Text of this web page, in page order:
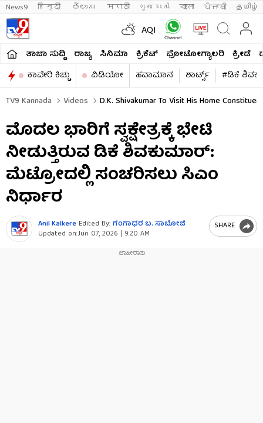
News9 हिन्दी తెలుగు मराठी ગુજરાતી বাংলা ਪੰਜਾਬੀ தமிழ்
AQI
ತಾಜಾ ಸುದ್ದಿ ರಾಜ್ಯ ಸಿನಿಮಾ ಕ್ರಿಕೆಟ್​ ಫೋಟೋಗ್ಯಾಲರಿ ಕ್ರೀಡೆ
ಕಾವೇರಿ ಕಿಚ್ಚು
ವಿಡಿಯೋ ಹವಾಮಾನ ಶಾರ್ಟ್ಸ್​
#ಡಿಕೆ
TV9 Kannada
Videos D.K. Shivakumar To Visit His Home
ಮೊದಲ ಭಾರಿಗೆ ಸ್ವಕ್ಷೇತ್ರಕ್ಕೆ ಭೇಟಿ
ನೀಡುತ್ತಿರುವ ಡಿಕೆ ಶಿವಕುಮಾರ್​:
ಮೆಟ್ರೋದಲ್ಲಿ ಸಂಚರಿಸಲು ಸಿಎಂ
ನಿರ್ಧಾರ
Anil Kalkere Edited By: ಗಂಗಾಧರ​ ಬ. ಸಾಬೋಜಿ
Updated on:Jun 07, 2026 | 9:20 AM
SHARE